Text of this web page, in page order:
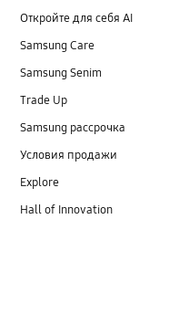
Откройте для себя AI
Samsung Care
Samsung Senim
Trade Up
Samsung рассрочка
Условия продажи
Explore
Hall of Innovation